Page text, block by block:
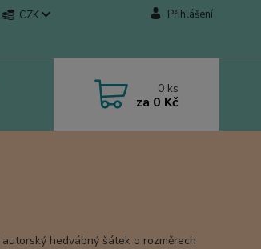
CZK Přihlášení
0 ks
za 0 Kč
hedvábný šátek o rozměrech